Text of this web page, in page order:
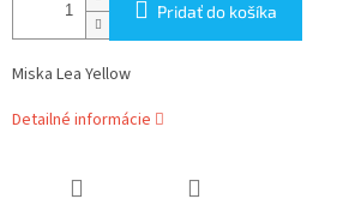
Pridať do košíka
Miska Lea Yellow
Detailné informácie